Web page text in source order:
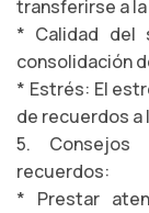
transferirse a
* Calidad del
consolidación
* Estrés: El
de recuerdos a
5. Consejos
recuerdos:
* Prestar